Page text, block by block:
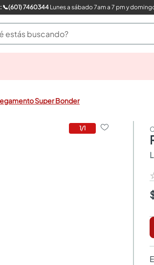
COMPRA CON UN EXPERTO: 📞(601) 7460344Lunes a sábado 7am a 7 pm y
buscando?
Super Bonder
1/1
closet